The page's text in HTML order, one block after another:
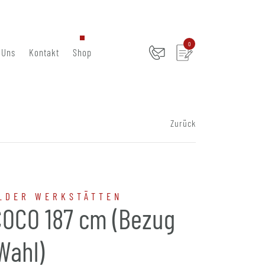
Kontakt Shop
0
Zurück
WERKSTÄTTEN
187 cm (Bezug